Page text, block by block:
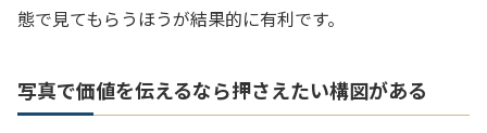
態で見てもらうほうが結果的に有利です。
写真で価値を伝えるなら押さえたい構図がある